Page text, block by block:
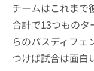
チームはこれまで
合計で13つものタ
らのパスディフェ
つけば試合は面白